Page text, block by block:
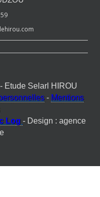
Etude Selarl HIROU
- Mentions
Log - Design : agence